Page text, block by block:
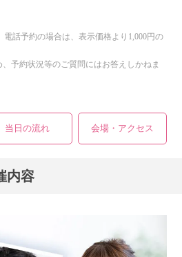
話予約の場合は、表示価格より1,000円の
予約状況等のご質問にはお答えしかねま
当日の流れ 会場・アクセス
内容